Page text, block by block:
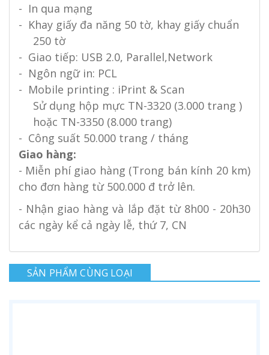
- In qua mạng
- Khay giấy đa năng 50 tờ, khay giấy chuẩn
250 tờ
- Giao tiếp: USB 2.0, Parallel,Network
- Ngôn ngữ in: PCL
- Mobile printing : iPrint & Scan
Sử dụng hộp mực TN-3320 (3.000 trang )
hoặc TN-3350 (8.000 trang)
- Công suất 50.000 trang / tháng
Giao hàng:
- Miễn phí giao hàng (Trong bán kính 20 km)
cho đơn hàng từ 500.000 đ trở lên.
- Nhận giao hàng và lắp đặt từ 8h00 - 20h30
các ngày kể cả ngày lễ, thứ 7, CN
SẢN PHẨM CÙNG LOẠI